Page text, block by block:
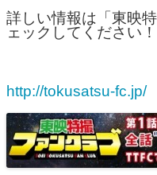
詳しい情報は「東映
ェックしてください！
http://tokusatsu-fc.jp/